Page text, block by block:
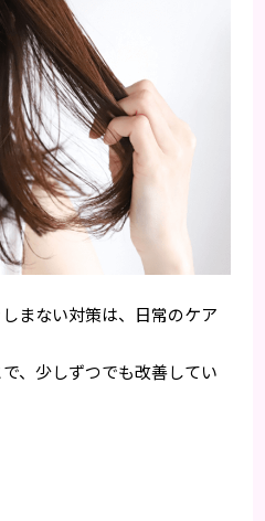
まない対策は、日常のケア
、少しずつでも改善してい